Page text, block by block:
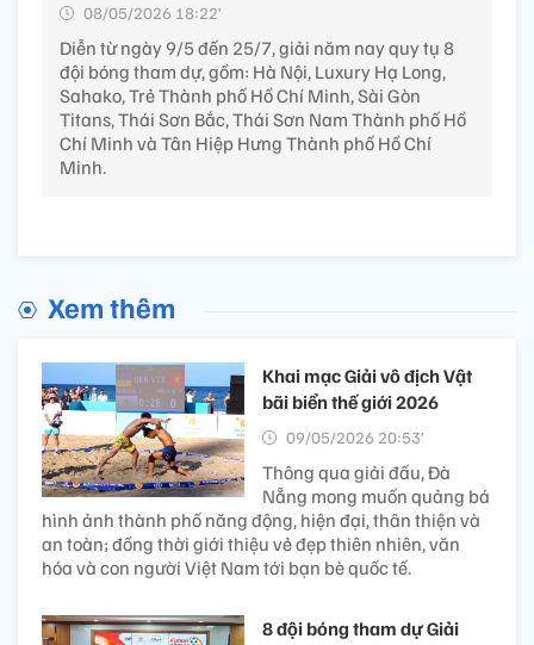
08/05/2026 18:22’
Diễn từ ngày 9/5 đến 25/7, giải năm nay quy tụ 8
đội bóng tham dự, gồm: Hà Nội, Luxury Hạ Long,
Sahako, Trẻ Thành phố Hồ Chí Minh, Sài Gòn
Titans, Thái Sơn Bắc, Thái Sơn Nam Thành phố Hồ
Chí Minh và Tân Hiệp Hưng Thành phố Hồ Chí
Minh.
Xem thêm
Khai mạc Giải vô địch Vật
bãi biển thế giới 2026
09/05/2026 20:53’
Thông qua giải đấu, Đà
Nẵng mong muốn quảng bá
hình ảnh thành phố năng động, hiện đại, thân thiện và
an toàn; đồng thời giới thiệu vẻ đẹp thiên nhiên, văn
hóa và con người Việt Nam tới bạn bè quốc tế.
8 đội bóng tham dự Giải